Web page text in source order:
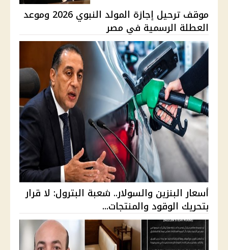
موقف ترحيل إجازة المولد النبوي 2026 وموعد
العطلة الرسمية في مصر
أسعار البنزين والسولار.. شعبة البترول: لا قرار
بتحريك الوقود والمنتجات...